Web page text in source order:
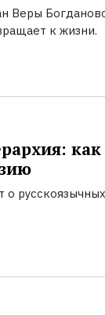
Веры
к жизни.